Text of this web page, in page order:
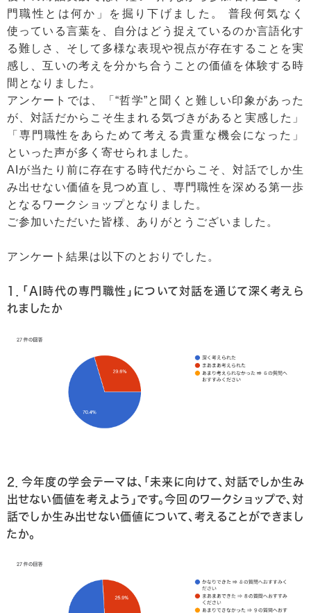
門職性とは何か」を掘り下げました。 普段何気なく
使っている言葉を、自分はどう捉えているのか言語化す
る難しさ、そして多様な表現や視点が存在することを実
感し、互いの考えを分かち合うことの価値を体験する時
間となりました。
アンケートでは、「“哲学”と聞くと難しい印象があった
が、対話だからこそ生まれる気づきがあると実感した」
「専門職性をあらためて考える貴重な機会になった」
といった声が多く寄せられました。
AIが当たり前に存在する時代だからこそ、対話でしか生
み出せない価値を見つめ直し、専門職性を深める第一歩
となるワークショップとなりました。
ご参加いただいた皆様、ありがとうございました。
アンケート結果は以下のとおりでした。
1．「AI時代の専門職性」について対話を通じて深く考えら
れましたか
2．今年度の学会テーマは、「未来に向けて、対話でしか生み
出せない価値を考えよう」です。今回のワークショップで、対
話でしか生み出せない価値について、考えることができまし
たか。